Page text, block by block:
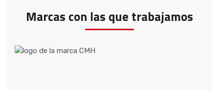
Marcas con las que trabajamos